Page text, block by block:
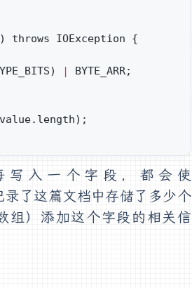
throws IOException {
BYTE_ARR;
入一个字段，都会使
了这篇文档中存储了多少个
组）添加这个字段的相关信